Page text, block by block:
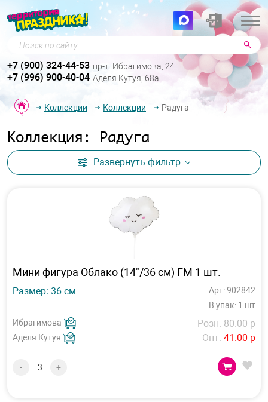
Поиск по сайту
+7 (900) 324-44-53 пр-т. Ибрагимова, 24
+7 (996) 900-40-04 Аделя Кутуя, 68а
Коллекции Коллекции Радуга
Коллекция: Радуга
Развернуть фильтр
Мини фигура Облако (14"/36 см) FM 1 шт.
Размер: 36 см
Арт: 902842
В упак: 1 шт
Ибрагимова
Аделя Кутуя
Розн. 80.00 р
Опт. 41.00 р
- +